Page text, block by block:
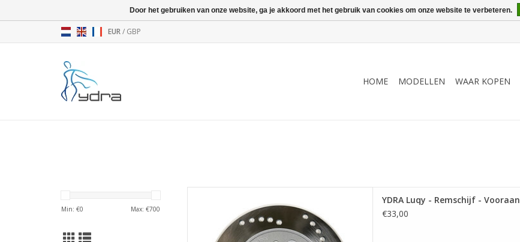
EUR/ GBP
HOME MODELLEN WAAR KOPEN
Min: €0 Max: €700
TOEVOEGEN AAN WINKELWAGEN
YDRA Luqy - Remschijf - Vooraan
€33,00
Door het gebruiken van onze website, ga je akkoord met het gebruik van cookies om onze website te verbeteren.